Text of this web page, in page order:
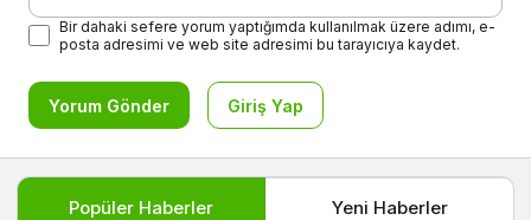
Bir dahaki sefere yorum yaptığımda kullanılmak üzere adımı, e-
posta adresimi ve web site adresimi bu tarayıcıya kaydet.
Yorum Gönder Giriş Yap
Popüler Haberler Yeni Haberler